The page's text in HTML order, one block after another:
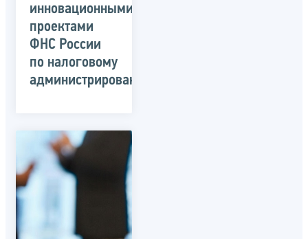
инновационными
проектами
ФНС России
по налоговому
администрированию